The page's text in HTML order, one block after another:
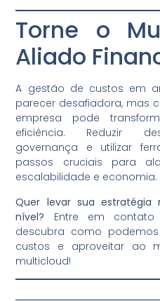
Torne o
Aliado
A gestão de custos em
parecer desafiadora, mas
empresa pode
eficiência. Reduzir
governança e utilizar
passos cruciais para
escalabilidade e economia.
Quer levar sua estratégia
nível? Entre em
descubra como
custos e aproveitar ao
multicloud!